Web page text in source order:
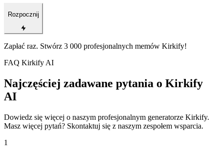
Rozpocznij
Zapłać raz. Stwórz 3 000 profesjonalnych memów Kirkify!
FAQ Kirkify AI
Najczęściej zadawane pytania o Kirkify
AI
Dowiedz się więcej o naszym profesjonalnym generatorze Kirkify.
Masz więcej pytań? Skontaktuj się z naszym zespołem wsparcia.
1